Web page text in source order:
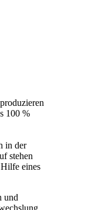
100 %
in der
stehen
eines
und